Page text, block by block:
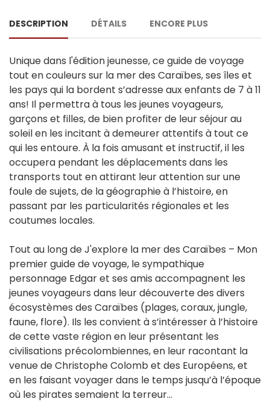
DESCRIPTION DÉTAILS ENCORE PLUS
Unique dans l'édition jeunesse, ce guide de voyage
tout en couleurs sur la mer des Caraïbes, ses îles et
les pays qui la bordent s’adresse aux enfants de 7 à 11
ans! Il permettra à tous les jeunes voyageurs,
garçons et filles, de bien profiter de leur séjour au
soleil en les incitant à demeurer attentifs à tout ce
qui les entoure. À la fois amusant et instructif, il les
occupera pendant les déplacements dans les
transports tout en attirant leur attention sur une
foule de sujets, de la géographie à l’histoire, en
passant par les particularités régionales et les
coutumes locales.
Tout au long de J'explore la mer des Caraïbes – Mon
premier guide de voyage, le sympathique
personnage Edgar et ses amis accompagnent les
jeunes voyageurs dans leur découverte des divers
écosystèmes des Caraïbes (plages, coraux, jungle,
faune, flore). Ils les convient à s’intéresser à l’histoire
de cette vaste région en leur présentant les
civilisations précolombiennes, en leur racontant la
venue de Christophe Colomb et des Européens, et
en les faisant voyager dans le temps jusqu’à l’époque
où les pirates semaient la terreur…